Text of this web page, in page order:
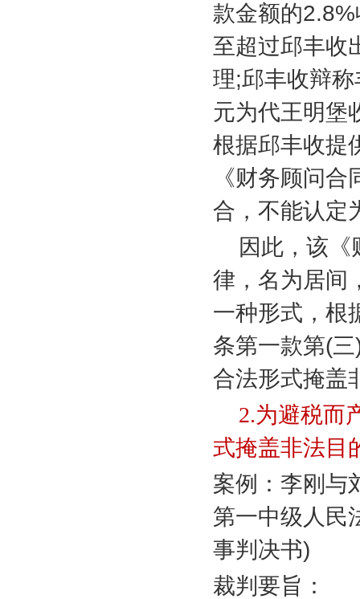
款金额的2.8%
至超过邱丰收
理;邱丰收辩
元为代王明堡
根据邱丰收提
《财务顾问
合，不能认定
因此，该
律，名为居间
一种形式，根
条第一款第(三
合法形式掩盖
2.为避税而
式掩盖非法目
案例：李刚与
第一中级人民
事判决书)
裁判要旨：